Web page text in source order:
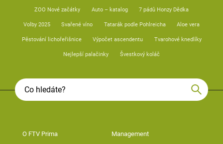
ZOO Nové začátky Auto – katalog 7 pádů Honzy Dědka
Volby 2025 Svařené víno Tatarák podle Pohlreicha Aloe vera
Pěstování lichořeřišnice Výpočet ascendentu Tvarohové knedlíky
Nejlepší palačinky Švestkový koláč
O FTV Prima Management